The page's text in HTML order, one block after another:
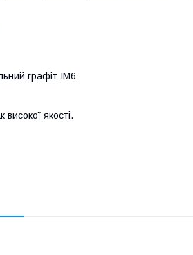
графіт IM6
якості.